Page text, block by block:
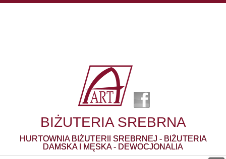
BIŻUTERIA SREBRNA
HURTOWNIA BIŻUTERII SREBRNEJ - BIŻUTERIA
DAMSKA I MĘSKA - DEWOCJONALIA